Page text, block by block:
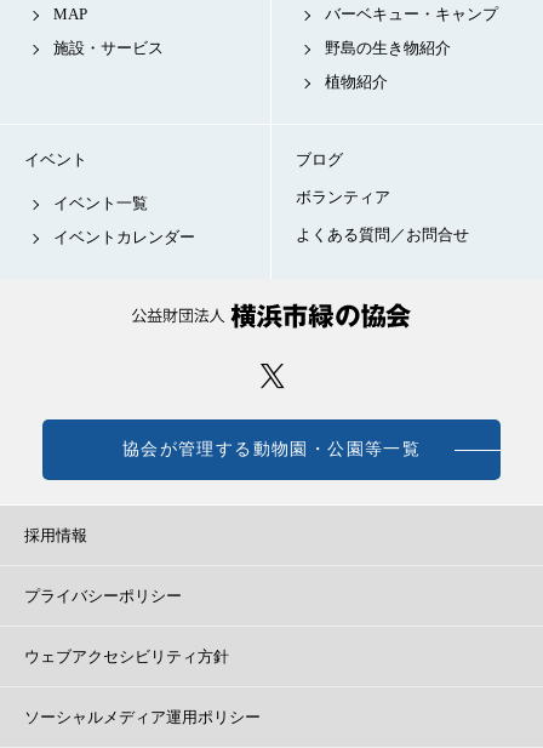
MAP
施設・サービス
バーベキュー・キャンプ
野島の生き物紹介
植物紹介
イベント
イベント一覧
イベントカレンダー
ブログ
ボランティア
よくある質問／お問合せ
協会が管理する動物園・公園等一覧
採用情報
プライバシーポリシー
ウェブアクセシビリティ方針
ソーシャルメディア運用ポリシー